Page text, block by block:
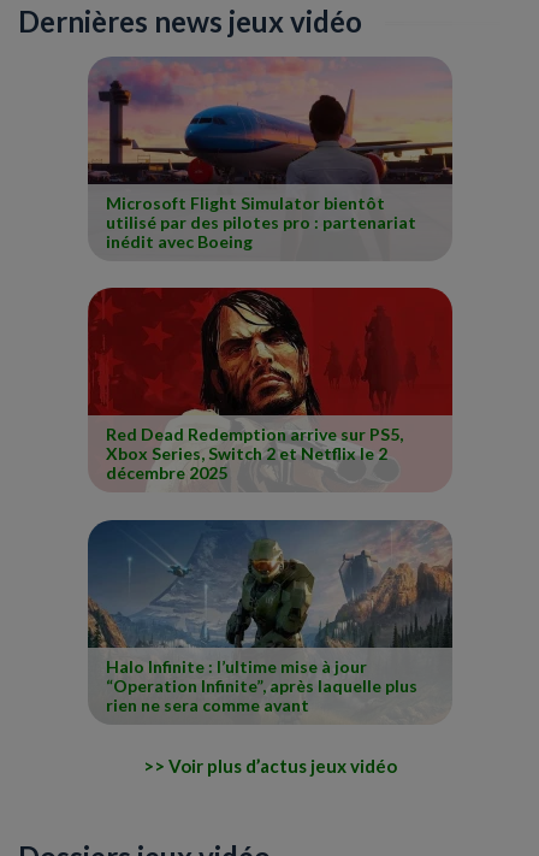
Dernières news jeux vidéo
Microsoft Flight Simulator bientôt
utilisé par des pilotes pro : partenariat
inédit avec Boeing
Red Dead Redemption arrive sur PS5,
Xbox Series, Switch 2 et Netflix le 2
décembre 2025
Halo Infinite : l’ultime mise à jour
“Operation Infinite”, après laquelle plus
rien ne sera comme avant
Voir plus d’actus jeux vidéo